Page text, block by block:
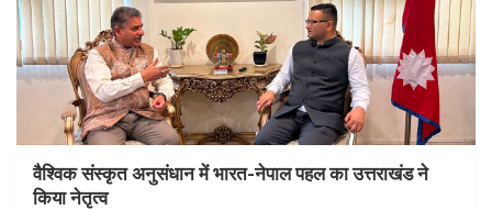
वैश्विक संस्कृत अनुसंधान में भारत-नेपाल पहल का उत्तराखंड ने
किया नेतृत्व